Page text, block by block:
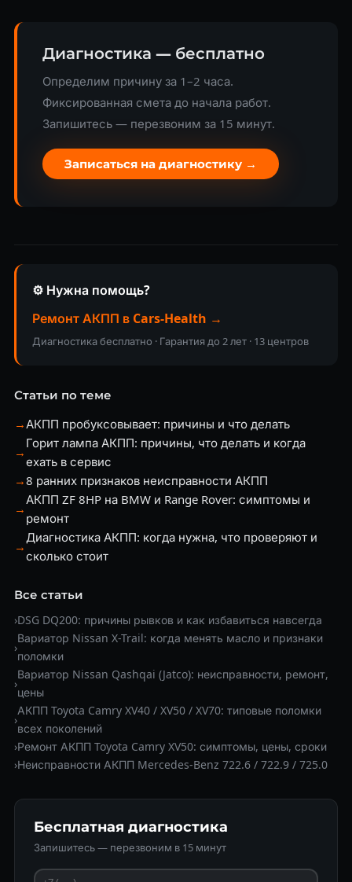
Диагностика — бесплатно
Определим причину за 1–2 часа.
Фиксированная смета до начала работ.
Запишитесь — перезвоним за 15 минут.
Записаться на диагностику →
⚙️ Нужна помощь?
Ремонт АКПП в Cars-Health →
Диагностика бесплатно · Гарантия до 2 лет · 13 центров
Статьи по теме
→АКПП пробуксовывает: причины и что делать
→
Горит лампа АКПП: причины, что делать и когда
ехать в сервис
→8 ранних признаков неисправности АКПП
→
АКПП ZF 8HP на BMW и Range Rover: симптомы и
ремонт
→
Диагностика АКПП: когда нужна, что проверяют и
сколько стоит
Все статьи
›DSG DQ200: причины рывков и как избавиться навсегда
›
Вариатор Nissan X-Trail: когда менять масло и признаки
поломки
›
Вариатор Nissan Qashqai (Jatco): неисправности, ремонт,
цены
›
АКПП Toyota Camry XV40 / XV50 / XV70: типовые поломки
всех поколений
›Ремонт АКПП Toyota Camry XV50: симптомы, цены, сроки
›Неисправности АКПП Mercedes-Benz 722.6 / 722.9 / 725.0
Бесплатная диагностика
Запишитесь — перезвоним в 15 минут